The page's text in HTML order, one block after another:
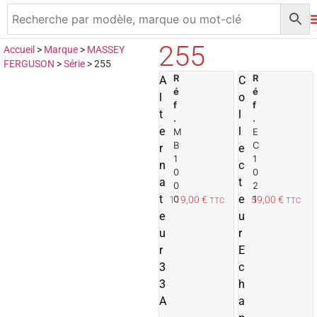
Accueil > Marque > MASSEY
FERGUSON >Série >255 255
A
l
t
e
r
n
a
t
e
u
r
3
3
A
R
é
f
.
M
B
1
0
0
0
119,00 € TTC
A
o
u
u
p
n
e
C
o
l
l
e
c
t
e
u
r
E
c
h
a
R
é
f
.
E
C
1
0
2
1
59,00 € TTC